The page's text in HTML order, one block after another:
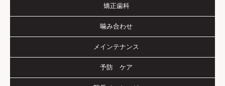
矯正歯科
噛み合わせ
メインテナンス
予防 ケア